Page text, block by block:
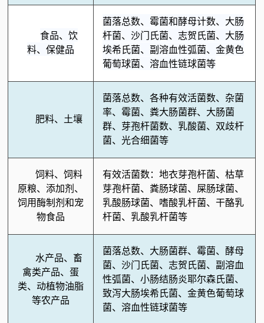
食品、饮
料、保健品
菌落总数、霉菌和酵母计数、大肠
杆菌、沙门氏菌、志贺氏菌、大肠
埃希氏菌、副溶血性弧菌、金黄色
葡萄球菌、溶血性链球菌等
肥料、土壤
菌落总数、各种有效活菌数、杂菌
率、霉菌、粪大肠菌群、大肠菌
群、芽孢杆菌数、乳酸菌、双歧杆
菌、光合细菌等
饲料、饲料
原粮、添加剂、
饲用酶制剂和宠
物食品
有效活菌数：地衣芽孢杆菌、枯草
芽孢杆菌、粪肠球菌、屎肠球菌、
乳酸肠球菌、嗜酸乳杆菌、干酪乳
杆菌、乳酸乳杆菌等
水产品、畜
禽类产品、蛋
类、动植物油脂
等农产品
菌落总数、大肠菌群、霉菌、酵母
菌、沙门氏菌、志贺氏菌、副溶血
性弧菌、小肠结肠炎耶尔森氏菌、
致泻大肠埃希氏菌、金黄色葡萄球
菌、溶血性链球菌等